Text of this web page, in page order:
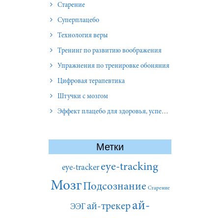
Старение
Суперплацебо
Технология веры
Тренинг по развитию воображения
Упражнения по тренировке обоняния
Цифровая терапевтика
Штучки с мозгом
Эффект плацебо для здоровья, успеха и отношений
Метки
eye-tracker eye-tracking
МозгПодсознание Старение
ЭЭГай-трекерай-